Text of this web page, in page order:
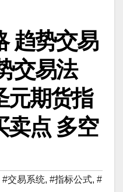
趋势交易
交易法
元期货指
卖点 多空
#交易系统, #指标公式, #